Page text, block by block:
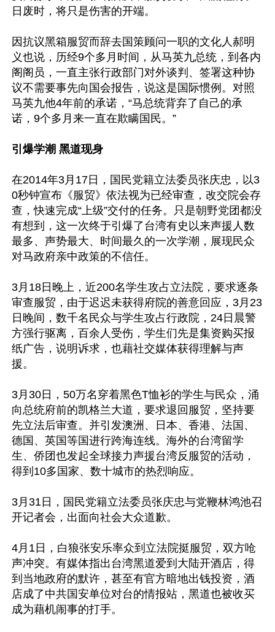
日废时，将只是伤害的开端。
因抗议黑箱服贸而辞去国策顾问一职的文化人郝明
义也说，历经9个多月时间，从马英九总统，到各内
阁阁员，一直主张行政部门对外谈判、签署这种协
议不需要事先向国会报告，说这是国际惯例。对照
马英九他4年前的承诺，“马总统背弃了自己的承
诺，9个多月来一直在欺瞒国民。”
引爆学潮 黑道现身
在2014年3月17日，国民党籍立法委员张庆忠，以3
0秒钟宣布《服贸》依法视为已经审查，改交院会存
查，快速完成“上级”交付的任务。只是朝野党团都没
有想到，这一次终于引爆了台湾有史以来声援人数
最多、声势最大、时间最久的一次学潮，展现民众
对马政府亲中政策的不信任。
3月18日晚上，近200名学生攻占立法院，要求逐条
审查服贸，由于迟迟未获得府院的善意回应，3月23
日晚间，数千名民众与学生攻占行政院，24日晨警
方强行驱离，百余人受伤，学生们先是集资购买报
纸广告，说明诉求，也藉社交媒体获得理解与声
援。
3月30日，50万名穿着黑色T恤衫的学生与民众，涌
向总统府前的凯格兰大道，要求退回服贸，坚持要
先立法后审查。并引发澳洲、日本、香港、法国、
德国、英国等国进行跨海连线。海外的台湾留学
生、侨团也发起全球接力声援台湾反服贸的活动，
得到10多国家、数十城市的热烈响应。
3月31日，国民党籍立法委员张庆忠与党鞭林鸿池召
开记者会，出面向社会大众道歉。
4月1日，白狼张安乐率众到立法院挺服贸，双方呛
声冲突。有媒体指出台湾黑道爱到大陆开酒店，得
到当地政府的默许，甚至有官方暗地出钱投资，酒
店成了中共国安单位对台的情报站，黑道也被收买
成为藉机闹事的打手。